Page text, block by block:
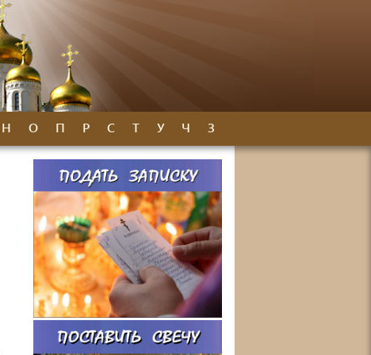
Н О П Р С Т У Ч З